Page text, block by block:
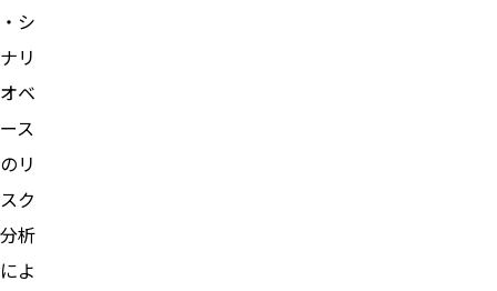
・シ
ナリ
オベ
ース
のリ
スク
分析
によ